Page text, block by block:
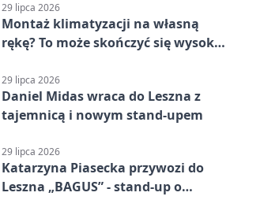
29 lipca 2026
Montaż klimatyzacji na własną
rękę? To może skończyć się wysoką
29 lipca 2026
Daniel Midas wraca do Leszna z
tajemnicą i nowym stand-upem
29 lipca 2026
Katarzyna Piasecka przywozi do
Leszna „BAGUS” - stand-up o